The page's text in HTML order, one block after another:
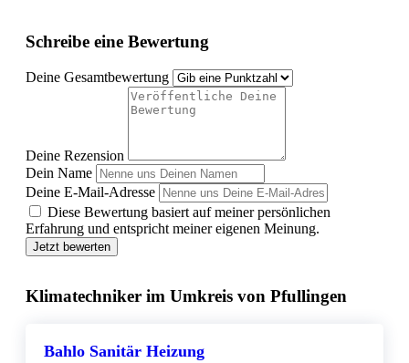
Schreibe eine Bewertung
Deine Gesamtbewertung
Deine Rezension
Dein Name
Deine E-Mail-Adresse
Diese Bewertung basiert auf meiner persönlichen
Erfahrung und entspricht meiner eigenen Meinung.
Jetzt bewerten
Klimatechniker im Umkreis von Pfullingen
Bahlo Sanitär Heizung